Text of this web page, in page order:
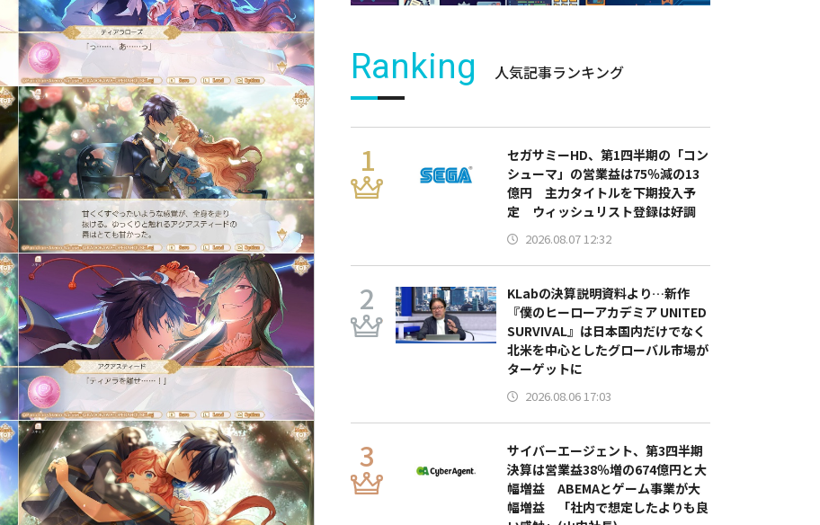
Ranking 人気記事ランキング
セガサミーHD、第1四半期の「コン
シューマ」の営業益は75％減の13
億円 主力タイトルを下期投入予
定 ウィッシュリスト登録は好調
2026.08.07 12:32
KLabの決算説明資料より…新作
『僕のヒーローアカデミア UNITED
SURVIVAL』は日本国内だけでなく
北米を中心としたグローバル市場が
ターゲットに
2026.08.06 17:03
サイバーエージェント、第3四半期
決算は営業益38％増の674億円と大
幅増益 ABEMAとゲーム事業が大
幅増益 「社内で想定したよりも良